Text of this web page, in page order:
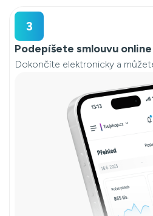
3
Podepíšete smlouvu online
Dokončíte elektronicky a